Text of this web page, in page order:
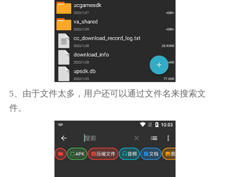
5、由于文件太多，用户还可以通过文件名来搜索文
件。